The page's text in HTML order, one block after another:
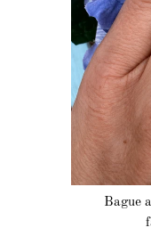
Bague